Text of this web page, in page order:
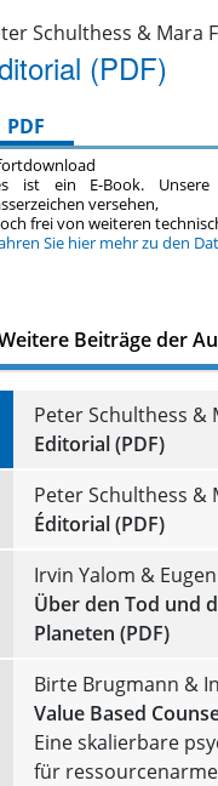
Schulthess & Mara
(PDF)
PDF
ist ein E-Book.
versehen,
frei von weiteren
Sie hier mehr zu den
Beiträge der
Peter Schulthess &
Editorial (PDF)
Peter Schulthess &
Éditorial (PDF)
Irvin Yalom &
Über den Tod und
Planeten (PDF)
Birte Brugmann &
Value Based
Eine skalierbare
für